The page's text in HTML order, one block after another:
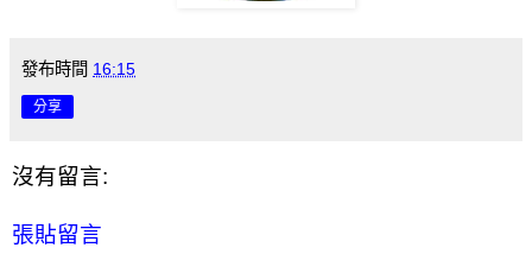
發布時間 16:15
分享
沒有留言:
張貼留言